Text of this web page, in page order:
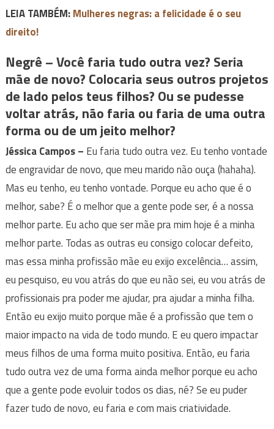
LEIA TAMBÉM:Mulheres negras: a felicidade é o seu
direito!
Negrê –Você faria tudo outra vez? Seria
mãe de novo? Colocaria seus outros projetos
de lado pelos teus filhos? Ou se pudesse
voltar atrás, não faria ou faria de uma outra
forma ou de um jeito melhor?
Jéssica Campos– Eu faria tudo outra vez. Eu tenho vontade
de engravidar de novo, que meu marido não ouça (hahaha).
Mas eu tenho, eu tenho vontade. Porque eu acho que é o
melhor, sabe? É o melhor que a gente pode ser, é a nossa
melhor parte. Eu acho que ser mãe pra mim hoje é a minha
melhor parte. Todas as outras eu consigo colocar defeito,
mas essa minha profissão mãe eu exijo excelência… assim,
eu pesquiso, eu vou atrás do que eu não sei, eu vou atrás de
profissionais pra poder me ajudar, pra ajudar a minha filha.
Então eu exijo muito porque mãe é a profissão que tem o
maior impacto na vida de todo mundo. E eu quero impactar
meus filhos de uma forma muito positiva. Então, eu faria
tudo outra vez de uma forma ainda melhor porque eu acho
que a gente pode evoluir todos os dias, né? Se eu puder
fazer tudo de novo, eu faria e com mais criatividade.